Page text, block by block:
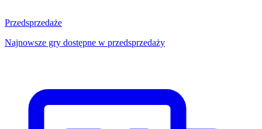
Przedsprzedaże
Najnowsze gry dostępne w przedsprzedaży